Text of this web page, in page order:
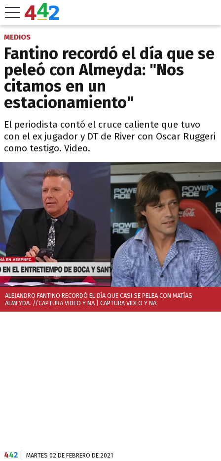
MEDIOS
Fantino recordó el día que se
peleó con Almeyda: "Nos
citamos en un
estacionamiento"
El periodista contó el cruce caliente que tuvo
con el ex jugador y DT de River con Oscar Ruggeri
como testigo. Video.
ALEJANDRO FANTINO RECORDÓ EL DÍA QUE CASI SE PELEA CON MATÍAS
ALMEYDA. //CAPTURA VIDEO Y NA | CAPTURA VIDEO Y NA
442 MARTES 02 DE FEBRERO DE 2021